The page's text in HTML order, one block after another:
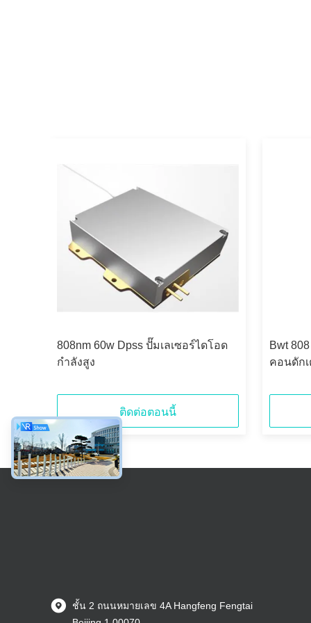
808nm 60w Dpss ปั๊มเลเซอร์ไดโอด
กำลังสูง
ติดต่อตอนนี้
Bwt
คอนดัก
ชั้น 2 ถนนหมายเลข 4A Hangfeng Fengtai